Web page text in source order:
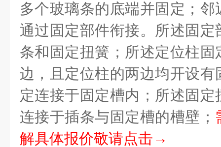
多个玻璃条的底端并固定；
通过固定部件衔接。所述固
条和固定扭簧；所述定位柱
边，且定位柱的两边均开设
定连接于固定槽内；所述固
连接于插条与固定槽的槽壁；
解具体报价敬请点击→